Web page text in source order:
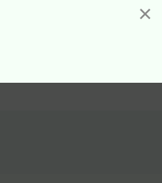
×
×